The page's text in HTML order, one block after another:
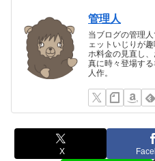
管理人
当ブログの管理
ェットいじりが
ホ料金の見直し
真に時々登場す
人作。
X